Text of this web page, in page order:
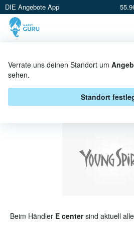
DIE Angebote App
Verrate uns deinen Standort um
sehen.
Standort
YOUNG SPIRIT BEI
ANGEBOTE &
Beim Händler E centersind aktuell